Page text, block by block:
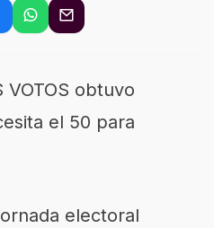
VOTOS obtuvo
el 50 para
electoral